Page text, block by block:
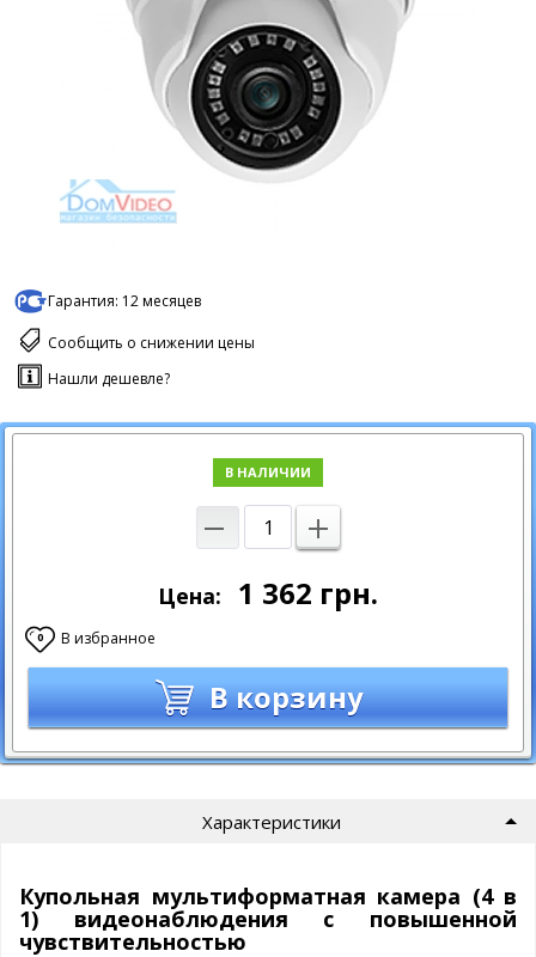
Гарантия: 12 месяцев
Сообщить о снижении цены
Нашли дешевле?
В НАЛИЧИИ
Цена: 1 362 грн.
0 В избранное
В корзину
Характеристики
Купольная мультиформатная камера (4 в
1) видеонаблюдения с повышенной
чувствительностью